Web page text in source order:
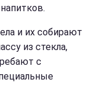
и их собирают
из стекла,
с